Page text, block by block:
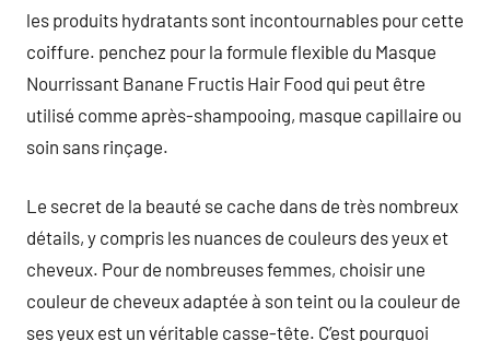
les produits hydratants sont incontournables pour cette
coiffure. penchez pour la formule flexible du Masque
Nourrissant Banane Fructis Hair Food qui peut être
utilisé comme après-shampooing, masque capillaire ou
soin sans rinçage.
Le secret de la beauté se cache dans de très nombreux
détails, y compris les nuances de couleurs des yeux et
cheveux. Pour de nombreuses femmes, choisir une
couleur de cheveux adaptée à son teint ou la couleur de
ses yeux est un véritable casse-tête. C’est pourquoi